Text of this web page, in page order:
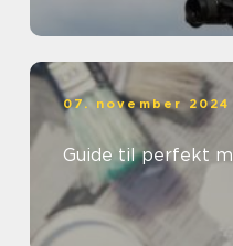
07. november 2024
Guide til perfekt